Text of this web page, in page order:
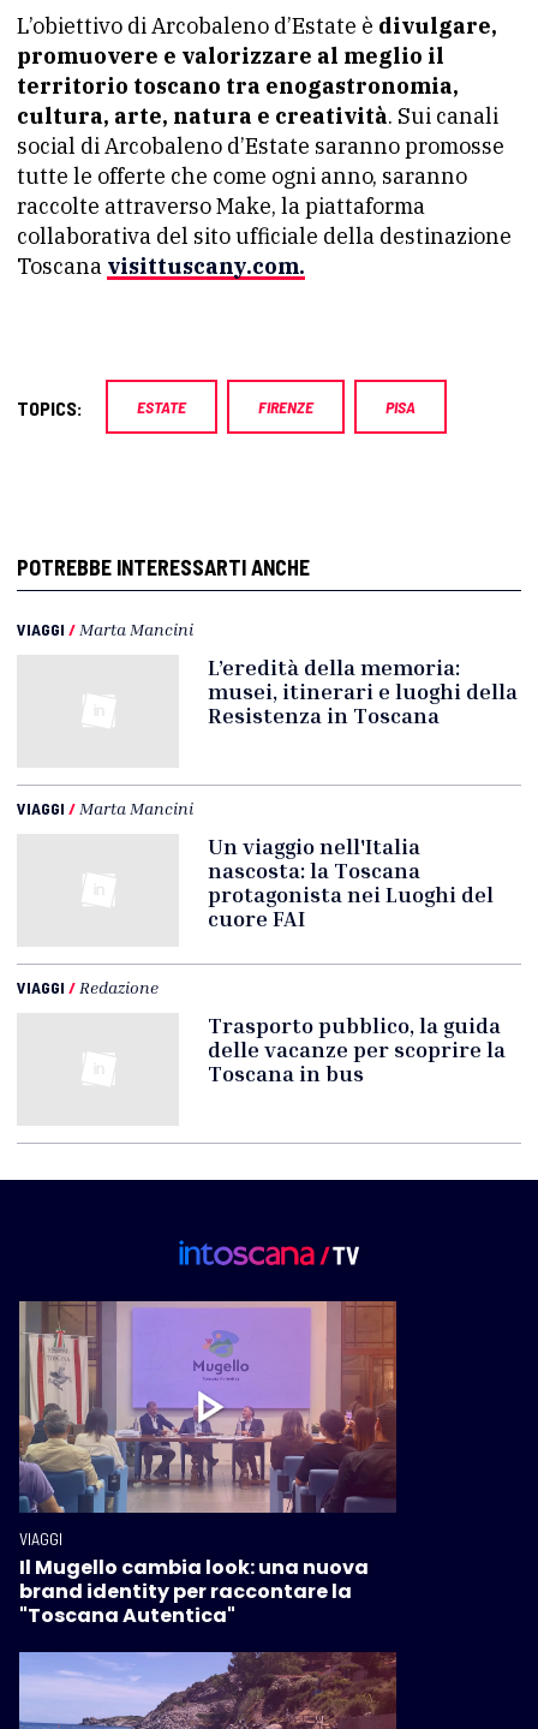
L’obiettivo di Arcobaleno d’Estate è divulgare,
promuovere e valorizzare al meglio il
territorio toscano tra enogastronomia,
cultura, arte, natura e creatività. Sui canali
social di Arcobaleno d’Estate saranno promosse
tutte le offerte che come ogni anno, saranno
raccolte attraverso Make, la piattaforma
collaborativa del sito ufficiale della destinazione
Toscana visittuscany.com.
TOPICS: ESTATE FIRENZE PISA
POTREBBE INTERESSARTI ANCHE
VIAGGI / Marta Mancini
L’eredità della memoria:
musei, itinerari e luoghi della
Resistenza in Toscana
VIAGGI / Marta Mancini
Un viaggio nell'Italia
nascosta: la Toscana
protagonista nei Luoghi del
cuore FAI
VIAGGI / Redazione
Trasporto pubblico, la guida
delle vacanze per scoprire la
Toscana in bus
VIAGGI
Il Mugello cambia look: una nuova
brand identity per raccontare la
"Toscana Autentica"